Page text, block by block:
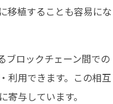
移植することも容易にな
ブロックチェーン間での
利用できます。この相互
与しています。